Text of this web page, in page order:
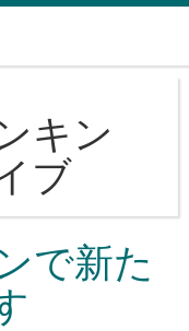
キン
ブ
で新た